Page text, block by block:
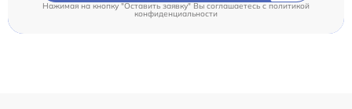
Нажимая на кнопку "Оставить заявку" Вы соглашаетесь c политикой
конфиденциальности